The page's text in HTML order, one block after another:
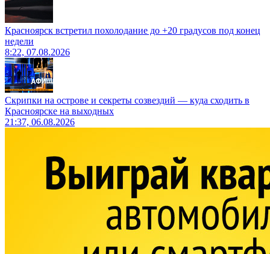
Красноярск встретил похолодание до +20 градусов под конец
недели
8:22, 07.08.2026
Скрипки на острове и секреты созвездий — куда сходить в
Красноярске на выходных
21:37, 06.08.2026